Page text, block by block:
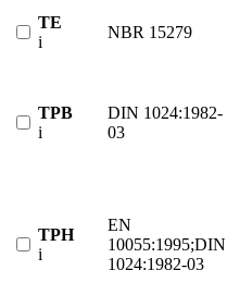
TE
i
NBR 15279
TPB
i
DIN 1024:1982-
03
TPH
i
EN
10055:1995;DIN
1024:1982-03